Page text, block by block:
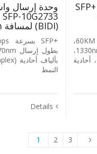
وحدة إرسال واستقبال ضوئية +SFP
+SFP بسرعة ‎10Gbps‎، لمسافة ‎60KM‎،
بطول إرسال ‎1270nm‎ واستقبال ‎1330nm‎،
بألياف أحادية ‎(Simplex)‎، بواجهة ‎LC‎، أحادية
‎(BIDI)‎ لمسافة ‎40km
النمط
Details
1 2 3